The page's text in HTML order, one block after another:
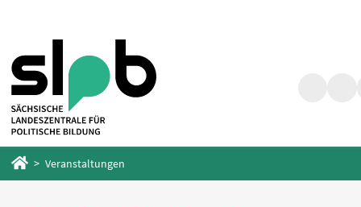
springen
springen
Startseite
Veranstaltungen